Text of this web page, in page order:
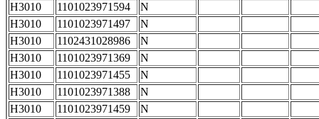
H3010
1101023971594
N
H3010
1101023971497
N
H3010
1102431028986
N
H3010
1101023971369
N
H3010
1101023971455
N
H3010
1101023971388
N
H3010
1101023971459
N